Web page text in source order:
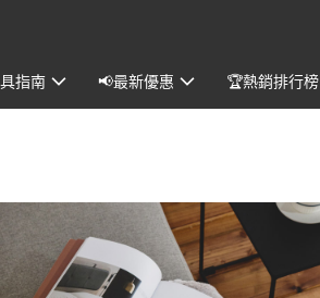
指南 📢最新優惠 🏆熱銷排行榜